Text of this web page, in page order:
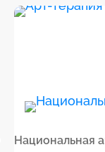
Национальная